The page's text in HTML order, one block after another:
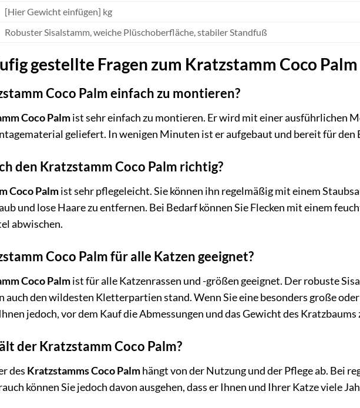
[Hier Gewicht einfügen] kg
Robuster Sisalstamm, weiche Plüschoberfläche, stabiler Standfuß
gestellte Fragen zum Kratzstamm Coco Palm
Coco Palm einfach zu montieren?
Coco Palmist sehr einfach zu montieren. Er wird mit einer ausführlichen
geliefert. In wenigen Minuten ist er aufgebaut und bereit für den
den Kratzstamm Coco Palm richtig?
Coco Palmist sehr pflegeleicht. Sie können ihn regelmäßig mit einem
und lose Haare zu entfernen. Bei Bedarf können Sie Flecken mit einem
abwischen.
Coco Palm für alle Katzen geeignet?
Coco Palmist für alle Katzenrassen und -größen geeignet. Der robuste
auch den wildesten Kletterpartien stand. Wenn Sie eine besonders große
jedoch, vor dem Kauf die Abmessungen und das Gewicht des Kratzbaums
der Kratzstamm Coco Palm?
des Kratzstamms Coco Palmhängt von der Nutzung und der Pflege ab. Bei
können Sie jedoch davon ausgehen, dass er Ihnen und Ihrer Katze viele